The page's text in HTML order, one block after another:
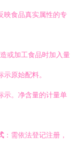
映食品真实属性的专
造或加工食品时加入量
原始配料。
示。净含量的计量单
：需依法登记注册，